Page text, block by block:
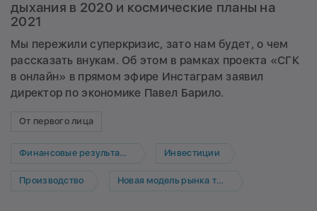
дыхания в 2020 и космические планы на
2021
Мы пережили суперкризис, зато нам будет, о чем
рассказать внукам. Об этом в рамках проекта «СГК
в онлайн» в прямом эфире Инстаграм заявил
директор по экономике Павел Барило.
От первого лица
Финансовые результаты Инвестиции
Производство Новая модель рынка тепла